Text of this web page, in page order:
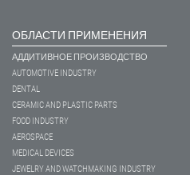
ОБЛАСТИ ПРИМЕНЕНИЯ
АДДИТИВНОЕ ПРОИЗВОДСТВО
AUTOMOTIVE INDUSTRY
DENTAL
CERAMIC AND PLASTIC PARTS
FOOD INDUSTRY
AEROSPACE
MEDICAL DEVICES
JEWELRY AND WATCHMAKING INDUSTRY